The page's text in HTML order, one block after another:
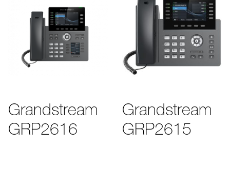
Grandstream
GRP2616
Grandstream
GRP2615